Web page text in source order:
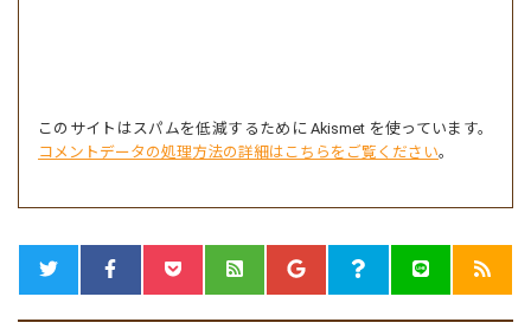
このサイトはスパムを低減するために Akismet を使っています。
コメントデータの処理方法の詳細はこちらをご覧ください。